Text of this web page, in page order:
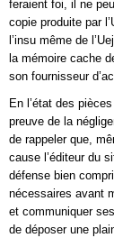
feraient foi, il ne
copie produite par
l’insu même de
la mémoire cache
son fournisseur
En l’état des
preuve de la
de rappeler que,
cause l’éditeur du
défense bien
nécessaires avant
et communiquer
de déposer une